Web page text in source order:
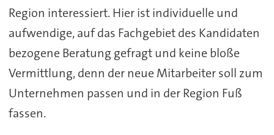
Region interessiert. Hier ist individuelle und
aufwendige, auf das Fachgebiet des Kandidaten
bezogene Beratung gefragt und keine bloße
Vermittlung, denn der neue Mitarbeiter soll zum
Unternehmen passen und in der Region Fuß
fassen.